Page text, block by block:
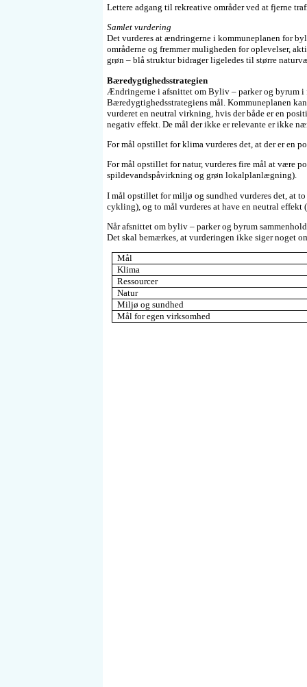
Lettere adgang til rekreative områder ved at fjerne
Samlet vurdering
Det vurderes at ændringerne i kommuneplanen for
områderne og fremmer muligheden for oplevelser,
grøn – blå struktur bidrager ligeledes til større
Bæredygtighedsstrategien
Ændringerne i afsnittet om Byliv – parker og byrum
Bæredygtighedsstrategiens mål. Kommuneplanen
vurderet en neutral virkning, hvis der både er en
negativ effekt. De mål der ikke er relevante er ikke
For mål opstillet for klima vurderes det, at der er en
For mål opstillet for natur, vurderes fire mål at være
spildevandspåvirkning og grøn lokalplanlægning).
I mål opstillet for miljø og sundhed vurderes det, at
cykling), og to mål vurderes at have en neutral
Når afsnittet om byliv – parker og byrum
Det skal bemærkes, at vurderingen ikke siger noget
Mål
Klima
Ressourcer
Natur
Miljø og sundhed
Mål for egen virksomhed